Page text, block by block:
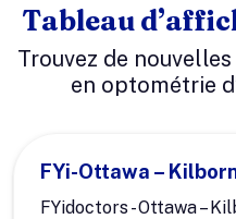
Tableau
Trouvez de
en optométrie
FYi-Ottawa –
FYidoctors - Ottawa –